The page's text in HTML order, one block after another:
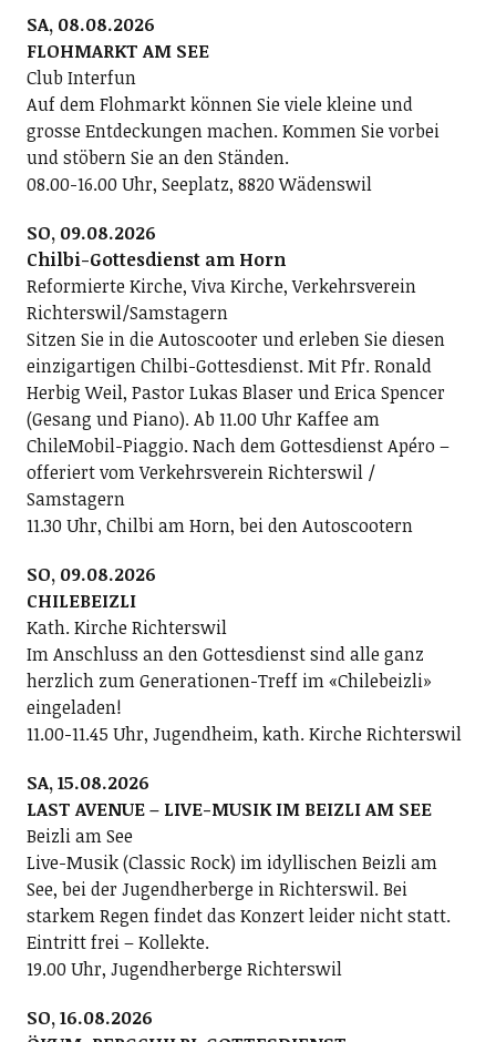
SA, 08.08.2026
FLOHMARKT AM SEE
Club Interfun
Auf dem Flohmarkt können Sie viele kleine und
grosse Entdeckungen machen. Kommen Sie vorbei
und stöbern Sie an den Ständen.
08.00-16.00 Uhr, Seeplatz, 8820 Wädenswil
SO, 09.08.2026
Chilbi-Gottesdienst am Horn
Reformierte Kirche, Viva Kirche, Verkehrsverein
Richterswil/Samstagern
Sitzen Sie in die Autoscooter und erleben Sie diesen
einzigartigen Chilbi-Gottesdienst. Mit Pfr. Ronald
Herbig Weil, Pastor Lukas Blaser und Erica Spencer
(Gesang und Piano). Ab 11.00 Uhr Kaffee am
ChileMobil-Piaggio. Nach dem Gottesdienst Apéro –
offeriert vom Verkehrsverein Richterswil /
Samstagern
11.30 Uhr, Chilbi am Horn, bei den Autoscootern
SO, 09.08.2026
CHILEBEIZLI
Kath. Kirche Richterswil
Im Anschluss an den Gottesdienst sind alle ganz
herzlich zum Generationen-Treff im «Chilebeizli»
eingeladen!
11.00-11.45 Uhr, Jugendheim, kath. Kirche Richterswil
SA, 15.08.2026
LAST AVENUE – LIVE-MUSIK IM BEIZLI AM SEE
Beizli am See
Live-Musik (Classic Rock) im idyllischen Beizli am
See, bei der Jugendherberge in Richterswil. Bei
starkem Regen findet das Konzert leider nicht statt.
Eintritt frei – Kollekte.
19.00 Uhr, Jugendherberge Richterswil
SO, 16.08.2026